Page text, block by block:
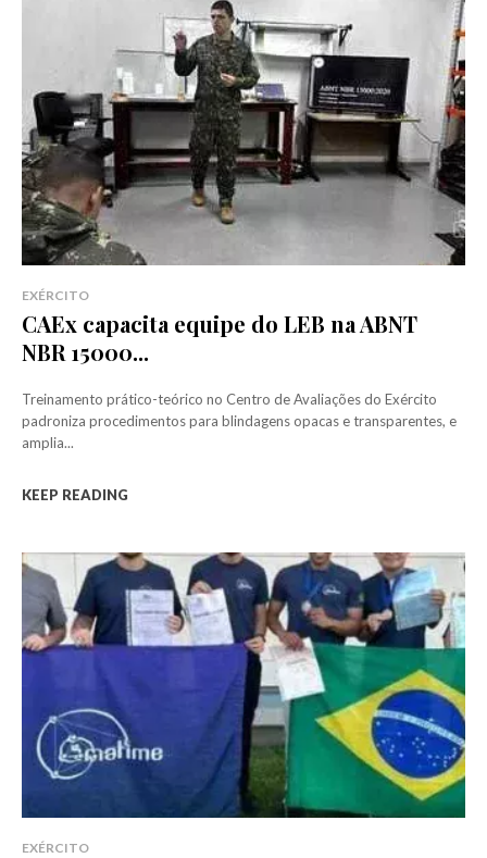
EXÉRCITO
CAEx capacita equipe do LEB na ABNT
NBR 15000...
Treinamento prático-teórico no Centro de Avaliações do Exército
padroniza procedimentos para blindagens opacas e transparentes, e
amplia...
KEEP READING
EXÉRCITO